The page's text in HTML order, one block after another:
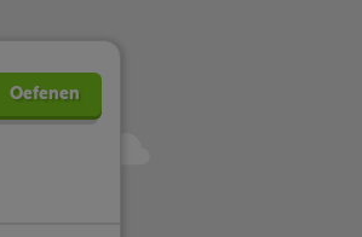
Oefenen